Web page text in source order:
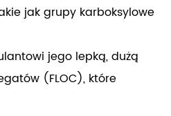
jak grupy karboksylowe
jego lepką, dużą
(FLOC), które